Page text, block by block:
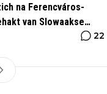
na Ferencváros-
van Slowaakse
22